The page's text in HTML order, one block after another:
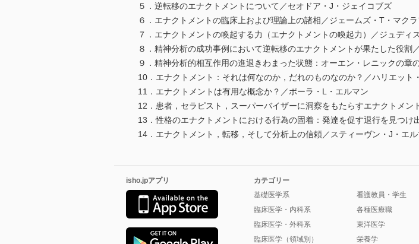
５．逆転移のエナクトメントについて／セオドア・J・ジェイコブズ
６．エナクトメントの臨床上および理論上の諸相／ジェームズ・T・マク
７．エナクトメントの喚起する力（エナクトメントの喚起力）／ジュディ
８．精神分析の成功事例において逆転移のエナクトメントが果たした役割
９．精神分析的相互作用の進退きわまった状態：オーエン・レニックの章
10．エナクトメント：それは何なのか，だれのものなのか？／ハリエット
11．エナクトメントは有用な概念か？／ポーラ・L・エルマン
12．患者，セラピスト，スーパーバイザーに洞察をもたらすエナクトメン
13．性格のエナクトメントにおける行為の固着：発達を促す退行を見つけ
14．エナクトメント，転移，そして分析上の信頼／スティーヴン・J・エル
isho.jpアプリ
カテゴリー
基礎医学系
臨床医学・内科系
臨床医学・外科系
臨床医学（領域別）
看護教員・学生
各種医療職
東洋医学
栄養学